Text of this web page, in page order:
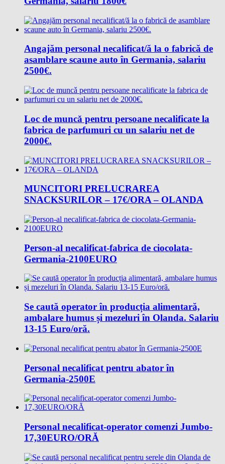
Angajăm personal necalificat/ă la o fabrică de
asamblare scaune auto în Germania, salariu
2500€.
Loc de muncǎ pentru persoane necalificate la
fabrica de parfumuri cu un salariu net de
2000€.
MUNCITORI PRELUCRAREA
SNACKSURILOR – 17€/ORA – OLANDA
Person-al necalificat-fabrica de ciocolata-
Germania-2100EURO
Se caută operator în producția alimentară,
ambalare humus și mezeluri în Olanda. Salariu
13-15 Euro/oră.
Personal necalificat pentru abator în
Germania-2500E
Personal necalificat-operator comenzi Jumbo-
17,30EURO/ORĂ